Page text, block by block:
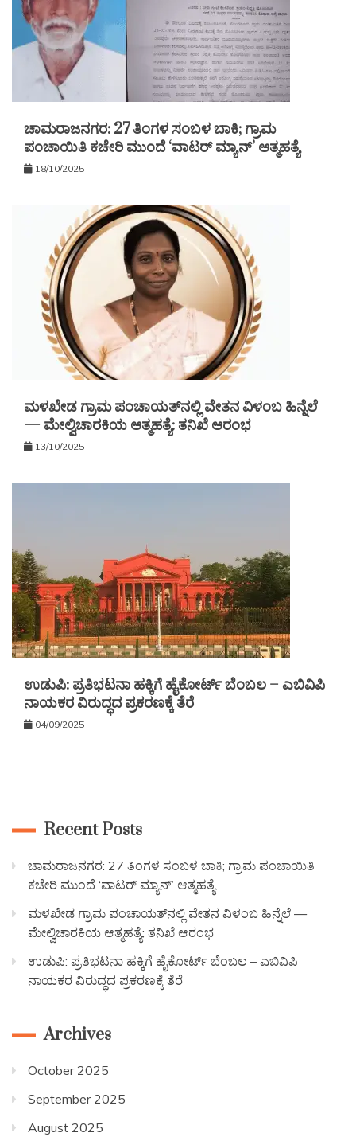
ಚಾಮರಾಜನಗರ: 27 ತಿಂಗಳ ಸಂಬಳ ಬಾಕಿ; ಗ್ರಾಮ
ಪಂಚಾಯಿತಿ ಕಚೇರಿ ಮುಂದೆ ‘ವಾಟರ್ ಮ್ಯಾನ್’ ಆತ್ಮಹತ್ಯೆ
18/10/2025
ಮಳಖೇಡ ಗ್ರಾಮ ಪಂಚಾಯತ್‌ನಲ್ಲಿ ವೇತನ ವಿಳಂಬ ಹಿನ್ನೆಲೆ
— ಮೇಲ್ವಿಚಾರಕಿಯ ಆತ್ಮಹತ್ಯೆ: ತನಿಖೆ ಆರಂಭ
13/10/2025
ಉಡುಪಿ: ಪ್ರತಿಭಟನಾ ಹಕ್ಕಿಗೆ ಹೈಕೋರ್ಟ್ ಬೆಂಬಲ – ಎಬಿವಿಪಿ
ನಾಯಕರ ವಿರುದ್ಧದ ಪ್ರಕರಣಕ್ಕೆ ತೆರೆ
04/09/2025
Recent Posts
ಚಾಮರಾಜನಗರ: 27 ತಿಂಗಳ ಸಂಬಳ ಬಾಕಿ; ಗ್ರಾಮ ಪಂಚಾಯಿತಿ
ಕಚೇರಿ ಮುಂದೆ ‘ವಾಟರ್ ಮ್ಯಾನ್’ ಆತ್ಮಹತ್ಯೆ
ಮಳಖೇಡ ಗ್ರಾಮ ಪಂಚಾಯತ್‌ನಲ್ಲಿ ವೇತನ ವಿಳಂಬ ಹಿನ್ನೆಲೆ —
ಮೇಲ್ವಿಚಾರಕಿಯ ಆತ್ಮಹತ್ಯೆ: ತನಿಖೆ ಆರಂಭ
ಉಡುಪಿ: ಪ್ರತಿಭಟನಾ ಹಕ್ಕಿಗೆ ಹೈಕೋರ್ಟ್ ಬೆಂಬಲ – ಎಬಿವಿಪಿ
ನಾಯಕರ ವಿರುದ್ಧದ ಪ್ರಕರಣಕ್ಕೆ ತೆರೆ
Archives
October 2025
September 2025
August 2025